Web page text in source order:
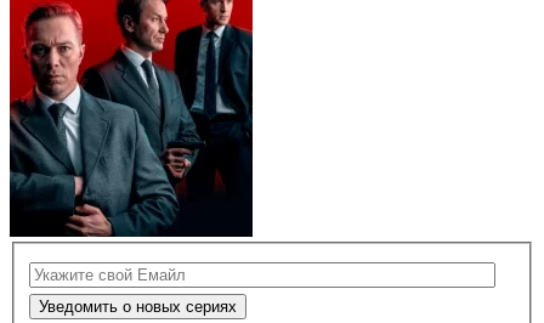
Уведомить о новых сериях